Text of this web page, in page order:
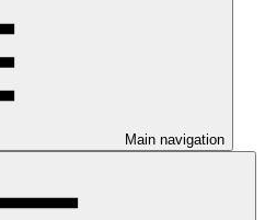
Main navigation